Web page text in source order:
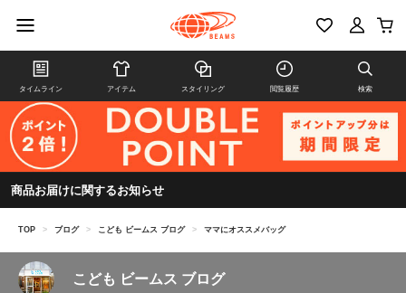
タイムライン アイテム スタイリング 閲覧履歴 検索
商品お届けに関するお知らせ
TOP > ブログ > こども ビームス ブログ > ママにオススメバッグ
こども ビームス ブログ